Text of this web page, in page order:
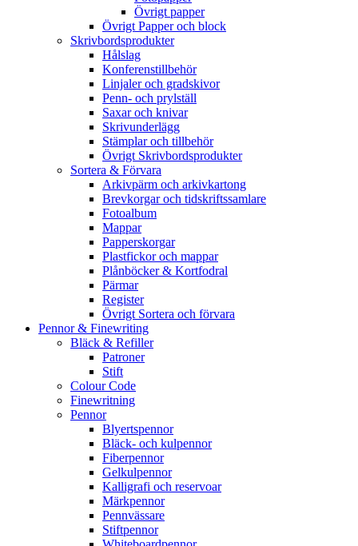
Övrigt papper
Övrigt Papper och block
Skrivbordsprodukter
Hålslag
Konferenstillbehör
Linjaler och gradskivor
Penn- och prylställ
Saxar och knivar
Skrivunderlägg
Stämplar och tillbehör
Övrigt Skrivbordsprodukter
Sortera & Förvara
Arkivpärm och arkivkartong
Brevkorgar och tidskriftssamlare
Fotoalbum
Mappar
Papperskorgar
Plastfickor och mappar
Plånböcker & Kortfodral
Pärmar
Register
Övrigt Sortera och förvara
Pennor & Finewriting
Bläck & Refiller
Patroner
Stift
Colour Code
Finewritning
Pennor
Blyertspennor
Bläck- och kulpennor
Fiberpennor
Gelkulpennor
Kalligrafi och reservoar
Märkpennor
Pennvässare
Stiftpennor